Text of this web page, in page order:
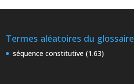
Termes aléatoires du glossaire
séquence constitutive (1.63)